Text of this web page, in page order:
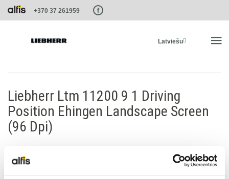
Paste this code as high in the of the page as possible:
+370 37 261959
Latviešu
PRODUKTI
LIEBHERR SISTĒMAS
Liebherr Ltm 11200 9 1 Driving
Position Ehingen Landscape Screen
(96 Dpi)